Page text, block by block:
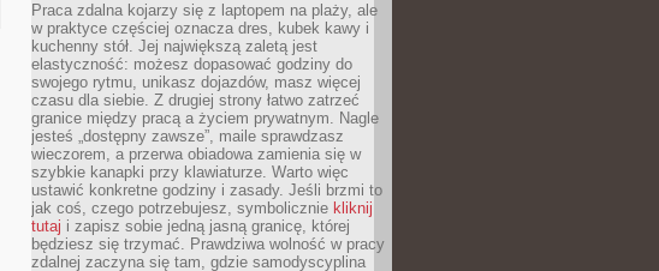
Praca zdalna kojarzy się z laptopem na plaży, ale
w praktyce częściej oznacza dres, kubek kawy i
kuchenny stół. Jej największą zaletą jest
elastyczność: możesz dopasować godziny do
swojego rytmu, unikasz dojazdów, masz więcej
czasu dla siebie. Z drugiej strony łatwo zatrzeć
granice między pracą a życiem prywatnym. Nagle
jesteś „dostępny zawsze”, maile sprawdzasz
wieczorem, a przerwa obiadowa zamienia się w
szybkie kanapki przy klawiaturze. Warto więc
ustawić konkretne godziny i zasady. Jeśli brzmi to
jak coś, czego potrzebujesz, symbolicznie kliknij
tutaj i zapisz sobie jedną jasną granicę, której
będziesz się trzymać. Prawdziwa wolność w pracy
zdalnej zaczyna się tam, gdzie samodyscyplina